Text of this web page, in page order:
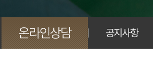
온라인상담 공지사항